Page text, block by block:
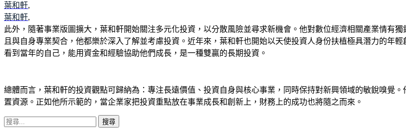
葉和軒,
葉和軒,
此外，隨著事業版圖擴大，葉和軒開始關注多元化投資，以分散風險並尋求新機會。他對數位經濟相關產業情有
且與自身專業契合，他都樂於深入了解並考慮投資。近年來，葉和軒也開始以天使投資人身份扶植極具潛力的年
看到當年的自己，能用資金和經驗協助他們成長，是一種雙贏的長期投資。
總體而言，葉和軒的投資觀點可歸納為：專注長遠價值、投資自身與核心事業，同時保持對新興領域的敏銳嗅覺
置資源。正如他所示範的，當企業家把投資重點放在事業成長和創新上，財務上的成功也將隨之而來。
搜